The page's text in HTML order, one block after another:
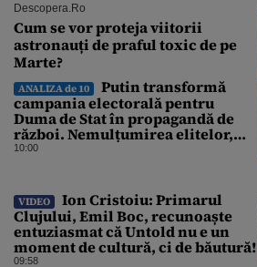
Descopera.ro
Cum se vor proteja viitorii
astronauți de praful toxic de pe
Marte?
ANALIZA de 10
Putin transformă
campania electorală pentru
Duma de Stat în propagandă de
război. Nemulțumirea elitelor,
tratată cu indiferență la Kremlin
10:00
VIDEO
Ion Cristoiu: Primarul
Clujului, Emil Boc, recunoaște
entuziasmat că Untold nu e un
moment de cultură, ci de băutură!
09:58